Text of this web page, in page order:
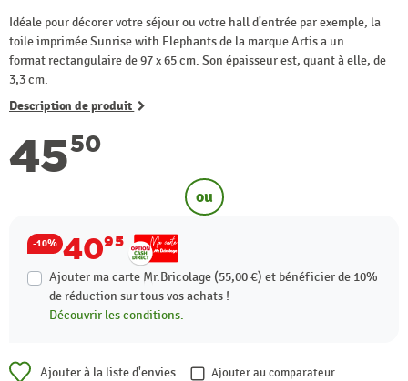
Idéale pour décorer votre séjour ou votre hall d'entrée par exemple, la
toile imprimée Sunrise with Elephants de la marque Artis a un
format rectangulaire de 97 x 65 cm. Son épaisseur est, quant à elle, de
3,3 cm.
Description de produit
4550
ou
-10% 4095
Ajouter ma carte Mr.Bricolage (55,00 €) et bénéficier de 10%
de réduction sur tous vos achats !
Découvrir les conditions.
Ajouter à la liste d'envies Ajouter au comparateur